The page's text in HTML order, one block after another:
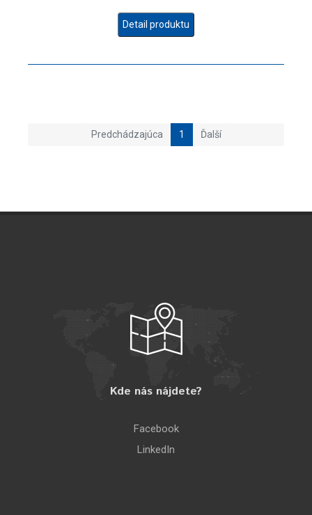
Detail produktu
Predchádzajúca 1 Ďalší
Kde nás nájdete?
Facebook
LinkedIn